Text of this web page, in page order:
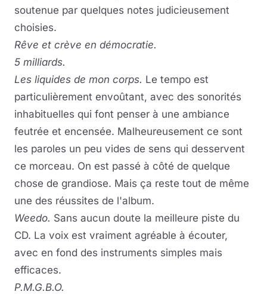
soutenue par quelques notes judicieusement
choisies.
Rêve et crève en démocratie.
5 milliards.
Les liquides de mon corps. Le tempo est
particulièrement envoûtant, avec des sonorités
inhabituelles qui font penser à une ambiance
feutrée et encensée. Malheureusement ce sont
les paroles un peu vides de sens qui desservent
ce morceau. On est passé à côté de quelque
chose de grandiose. Mais ça reste tout de même
une des réussites de l'album.
Weedo. Sans aucun doute la meilleure piste du
CD. La voix est vraiment agréable à écouter,
avec en fond des instruments simples mais
efficaces.
P.M.G.B.O.